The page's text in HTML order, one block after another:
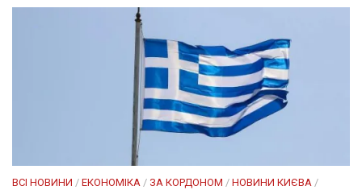
ВСІ НОВИНИ / ЕКОНОМІКА / ЗА КОРДОНОМ / НОВИНИ КИЄВА /